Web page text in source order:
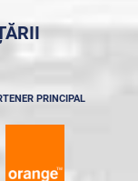
PRINCIPAL